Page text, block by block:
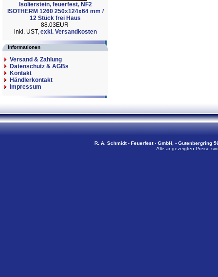
Isolierstein, feuerfest, NF2
ISOTHERM 1260 250x124x64 mm /
12 Stück frei Haus
88.03EUR
inkl. UST, exkl. Versandkosten
Informationen
Versand & Zahlung
Datenschutz & AGBs
Kontakt
Händlerkontakt
Impressum
R. A. Schmidt - Feuerfest - GmbH, - Gutenbergring
Alle angezeigten Preise